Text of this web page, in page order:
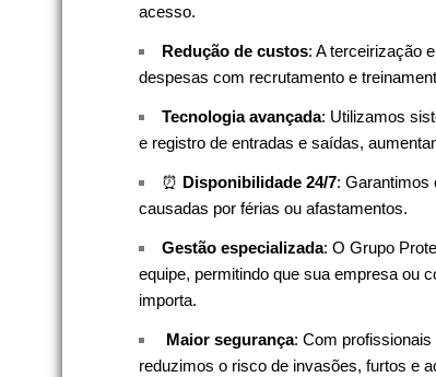
acesso.
Redução de custos: A terceirização
despesas com recrutamento e
Tecnologia avançada: Utilizamos
e registro de entradas e saídas,
⏰ Disponibilidade 24/7: Garantimos
causadas por férias ou afastamentos.
Gestão especializada: O Grupo
equipe, permitindo que sua empresa ou
importa.
Maior segurança: Com
reduzimos o risco de invasões, furtos e